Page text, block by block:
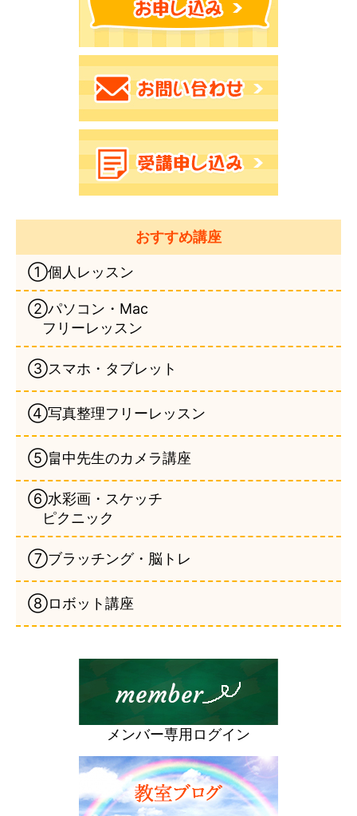
おすすめ講座
①個人レッスン
②パソコン・Mac
フリーレッスン
③スマホ・タブレット
④写真整理フリーレッスン
⑤畠中先生のカメラ講座
⑥水彩画・スケッチ
ピクニック
⑦ブラッチング・脳トレ
⑧ロボット講座
メンバー専用ログイン